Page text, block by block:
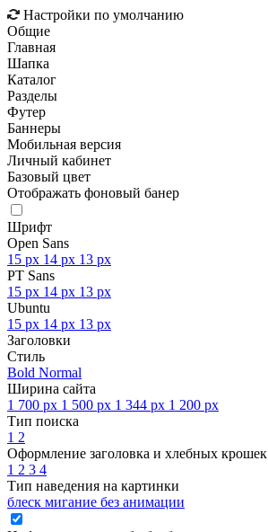
Настройки по умолчанию
Общие
Главная
Шапка
Каталог
Разделы
Футер
Баннеры
Мобильная версия
Личный кабинет
Базовый цвет
Отображать фоновый банер
Шрифт
Open Sans
15 px 14 px 13 px
PT Sans
15 px 14 px 13 px
Ubuntu
15 px 14 px 13 px
Заголовки
Стиль
Bold Normal
Ширина сайта
1 700 px 1 500 px 1 344 px 1 200 px
Тип поиска
1 2
Оформление заголовка и хлебных крошек
1 2 3 4
Тип наведения на картинки
блеск мигание без анимации